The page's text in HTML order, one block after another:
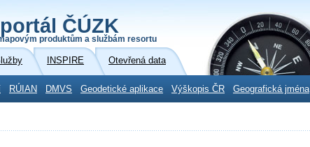
ČÚZK
produktům a službám resortu
INSPIRE Otevřená data
RÚIAN DMVS Geodetické aplikace Výškopis ČR Geografická jména